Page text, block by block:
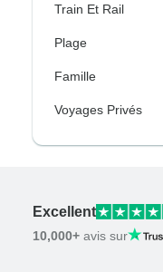
Train Et Rail
Plage
Famille
Voyages Privés
Excellent
10,000+ avis sur